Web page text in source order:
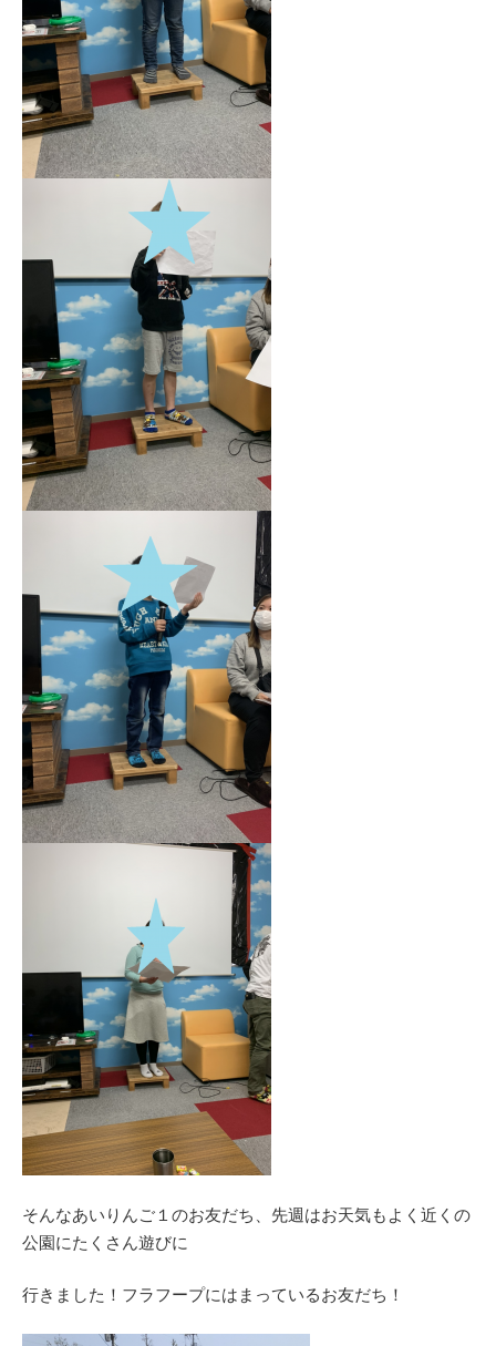
そんなあいりんご１のお友だち、先週はお天気もよく近くの
公園にたくさん遊びに
行きました！フラフープにはまっているお友だち！